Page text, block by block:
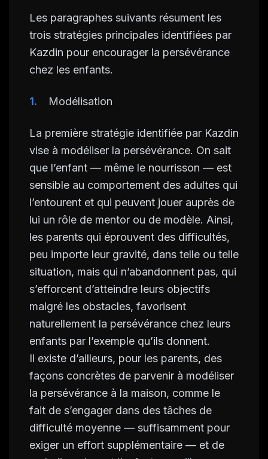
Les paragraphes suivants résument les
trois stratégies principales identifiées par
Kazdin pour encourager la persévérance
chez les enfants.
Modélisation
La première stratégie identifiée par Kazdin
vise à modéliser la persévérance. On sait
que l’enfant — même le nourrisson — est
sensible au comportement des adultes qui
l’entourent et qui peuvent jouer auprès de
lui un rôle de mentor ou de modèle. Ainsi,
les parents qui éprouvent des difficultés,
peu importe leur gravité, dans telle ou telle
situation, mais qui n’abandonnent pas, qui
s’efforcent d’atteindre leurs objectifs
malgré les obstacles, favorisent
naturellement la persévérance chez leurs
enfants par l’exemple qu’ils donnent.
Il existe d’ailleurs, pour les parents, des
façons concrètes de parvenir à modéliser
la persévérance à la maison, comme le
fait de s’engager dans des tâches de
difficulté moyenne — suffisamment pour
exiger un effort supplémentaire — et de